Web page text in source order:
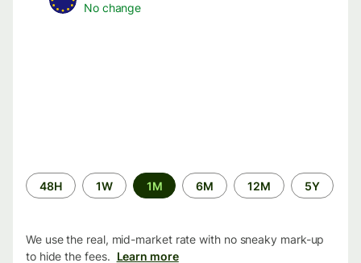
No change
Time
period
48H 1W 1M 6M 12M 5Y
We use the real, mid-market rate with no sneaky mark-up
to hide the fees. Learn more